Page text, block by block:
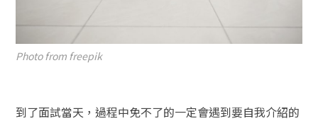
Photo from freepik
到了面試當天，過程中免不了的一定會遇到要自我介紹的